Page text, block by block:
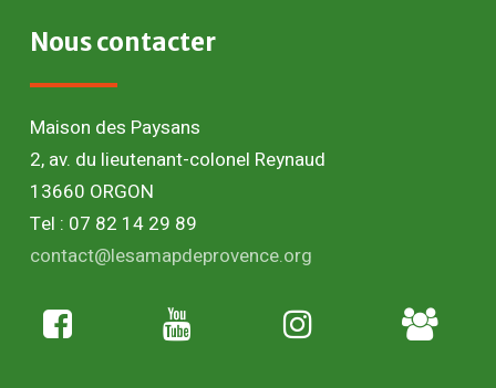
Nouscontacter
Maison des Paysans
2, av. du lieutenant-colonel Reynaud
13660 ORGON
Tel : 07 82 14 29 89
contact@lesamapdeprovence.org
Adhésion
paysan